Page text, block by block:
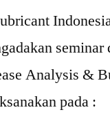
seminar
Analysis &
pada :